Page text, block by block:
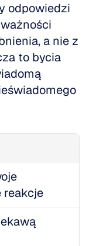
odpowiedzi
a nie z
to bycia
reakcje